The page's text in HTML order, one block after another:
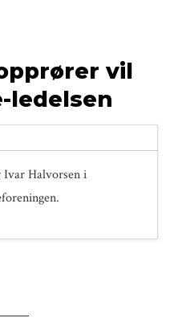
vil
ledelsen
Ivar Halvorsen i